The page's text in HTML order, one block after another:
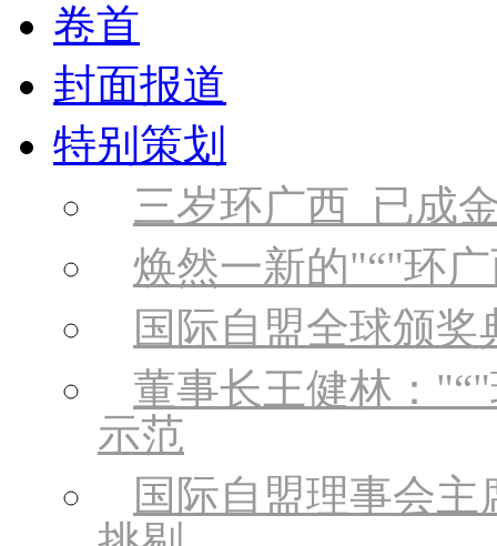
卷首
封面报道
特别策划
三岁环广西 已成
焕然一新的 “ 环
国际自盟全球颁奖
董事长王健林：
“
示范
国际自盟理事会主